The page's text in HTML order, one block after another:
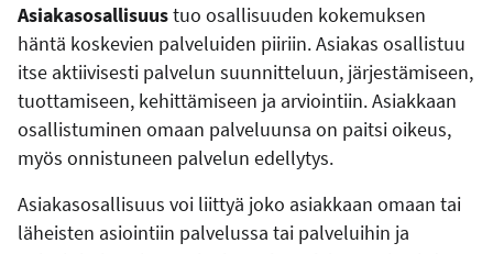
Asiakasosallisuustuo osallisuuden kokemuksen
häntä koskevien palveluiden piiriin. Asiakas osallistuu
itse aktiivisesti palvelun suunnitteluun, järjestämiseen,
tuottamiseen, kehittämiseen ja arviointiin. Asiakkaan
osallistuminen omaan palveluunsa on paitsi oikeus,
myös onnistuneen palvelun edellytys.
Asiakasosallisuus voi liittyä joko asiakkaan omaan tai
läheisten asiointiin palvelussa tai palveluihin ja